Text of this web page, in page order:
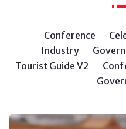
Conference
Industry
Tourist Guide V2